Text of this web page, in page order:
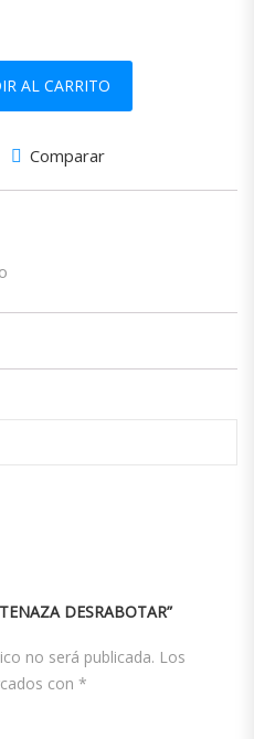
AL CARRITO
Comparar
DESRABOTAR”
no será publicada. Los
con *